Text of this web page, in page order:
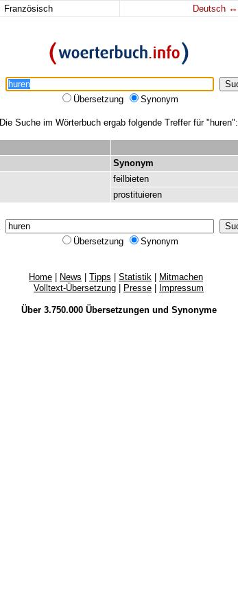
Französisch Deutsch ↔
Übersetzung
Synonym
Die Suche im Wörterbuch ergab folgende Treffer für "huren":
Synonym
feilbieten
prostituieren
Übersetzung
Synonym
Home News Tipps Statistik
Mitmachen
Volltext-Übersetzung
Presse Impressum
Über 3.750.000 Übersetzungenund Synonyme